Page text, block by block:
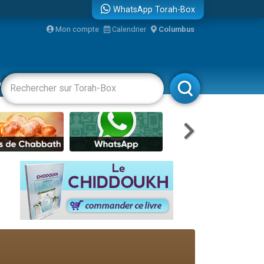
WhatsApp Torah-Box
Mon compte Calendrier Columbus
Livres Rabbanim